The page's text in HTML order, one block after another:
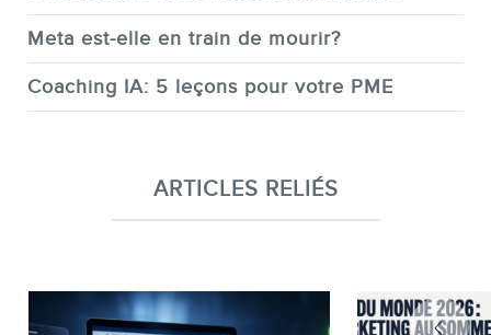
Meta est-elle en train de mourir?
Coaching IA: 5 leçons pour votre PME
ARTICLES RELIÉS